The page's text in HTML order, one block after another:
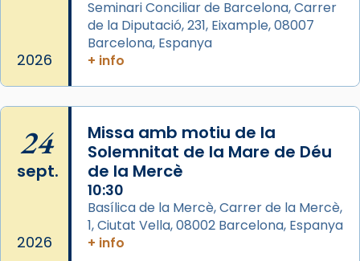
musulmanes fou venerat com a patró dels
Regnes castellans i més tard de tota
View on Facebook Share
2026
Seminari Conciliar de Barcelona, Carrer
de la Diputació, 231, Eixample, 08007
Barcelona, Espanya
+ info
24
sept.
2026
Missa amb motiu de la
Solemnitat de la Mare de Déu
de la Mercè
10:30
Basílica de la Mercè, Carrer de la Mercè,
1, Ciutat Vella, 08002 Barcelona, Espanya
+ info